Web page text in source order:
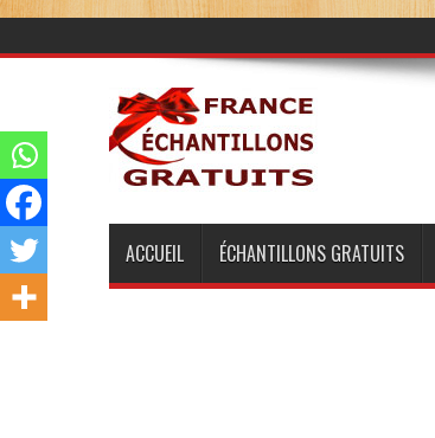
ACCUEIL ÉCHANTILLONS GRATUITS